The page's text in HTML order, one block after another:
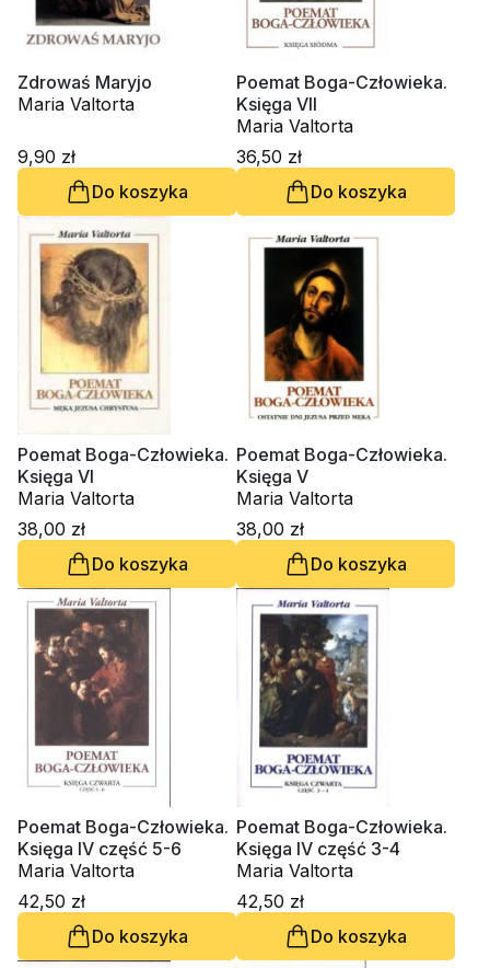
Zdrowaś Maryjo
Maria Valtorta
9,90 zł
Do koszyka
Poemat Boga-Człowieka.
Księga VII
Maria Valtorta
36,50 zł
Do koszyka
Poemat Boga-Człowieka.
Księga VI
Maria Valtorta
38,00 zł
Do koszyka
Poemat Boga-Człowieka.
Księga V
Maria Valtorta
38,00 zł
Do koszyka
Poemat Boga-Człowieka.
Księga IV część 5-6
Maria Valtorta
42,50 zł
Do koszyka
Poemat Boga-Człowieka.
Księga IV część 3-4
Maria Valtorta
42,50 zł
Do koszyka